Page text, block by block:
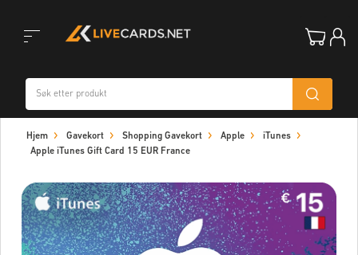
navigation
Hjem Gavekort Shopping Gavekort Apple
iTunes
Apple iTunes Gift Card 15 EUR France